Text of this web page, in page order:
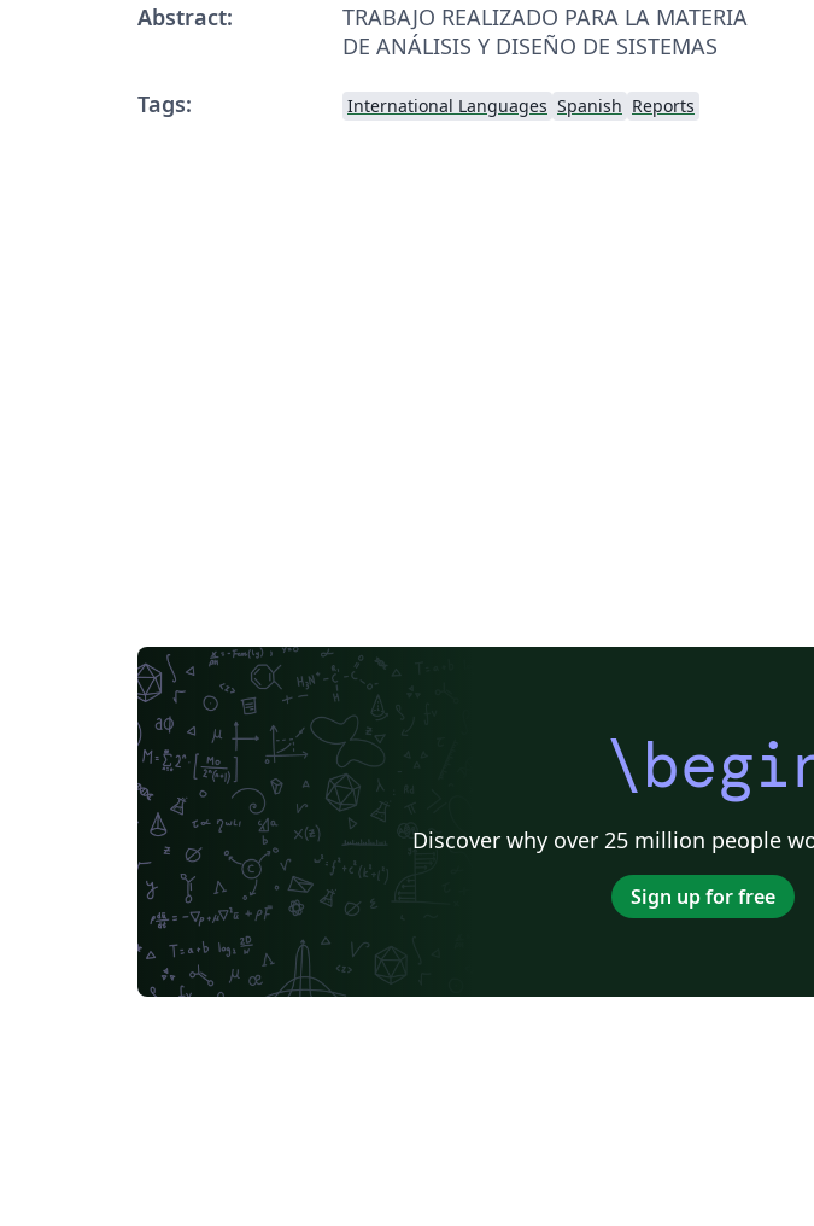
Abstract:
TRABAJO REALIZADO PARA LA MATERIA
DE ANÁLISIS Y DISEÑO DE SISTEMAS
Tags:
International Languages Spanish Reports
Discover why over 25 million people
Sign up for free